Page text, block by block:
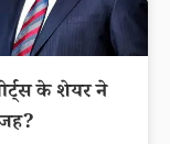
के शेयर ने